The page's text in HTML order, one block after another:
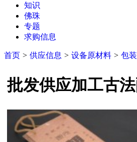
知识
佛珠
专题
求购信息
首页 > 供应信息 > 设备原材料 > 包装
批发供应加工古